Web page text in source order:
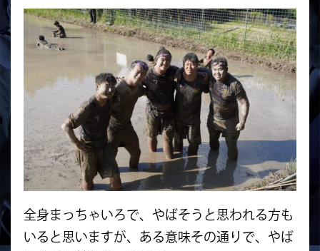
全身まっちゃいろで、やばそうと思われる方も
いると思いますが、ある意味その通りで、やば